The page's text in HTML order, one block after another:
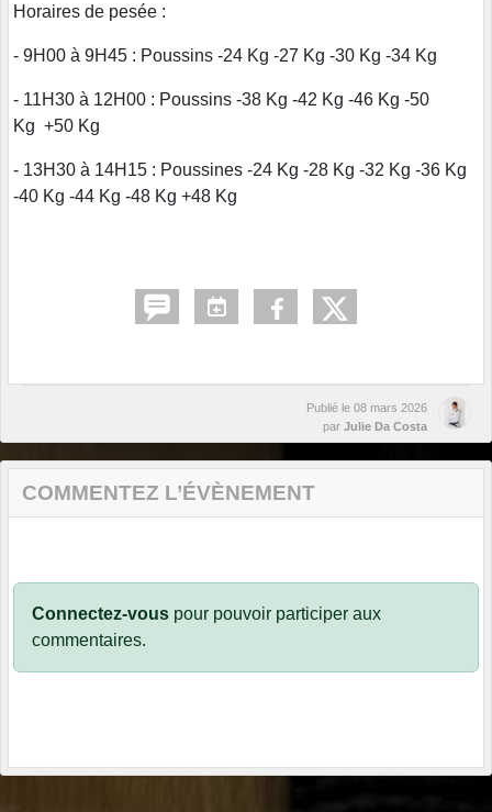
Horaires de pesée :
- 9H00 à 9H45 : Poussins -24 Kg -27 Kg -30 Kg -34 Kg
- 11H30 à 12H00 : Poussins -38 Kg -42 Kg -46 Kg -50
Kg +50 Kg
- 13H30 à 14H15 : Poussines -24 Kg -28 Kg -32 Kg -36 Kg
-40 Kg -44 Kg -48 Kg +48 Kg
Publié le 08 mars 2026
par Julie Da Costa
COMMENTEZ L’ÉVÈNEMENT
Connectez-vous pour pouvoir participer aux
commentaires.